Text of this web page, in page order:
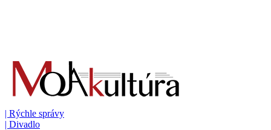
| Rýchle správy
| Divadlo